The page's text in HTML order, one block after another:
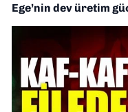
Ege’nin dev üretim